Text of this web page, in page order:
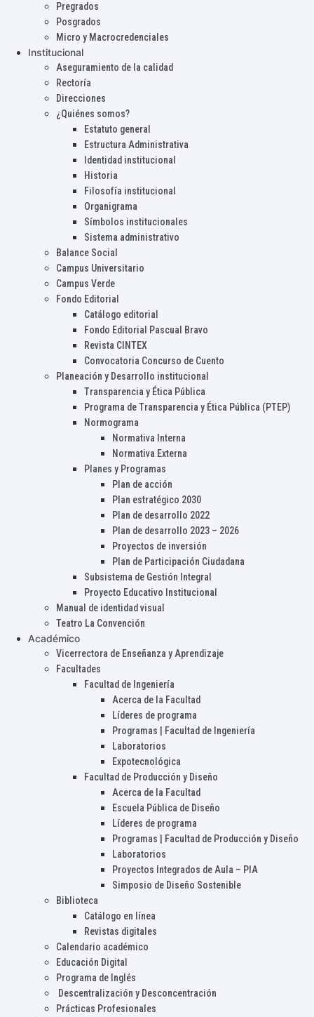
Pregrados
Posgrados
Micro y Macrocredenciales
Institucional
Aseguramiento de la calidad
Rectoría
Direcciones
¿Quiénes somos?
Estatuto general
Estructura Administrativa
Identidad institucional
Historia
Filosofía institucional
Organigrama
Símbolos institucionales
Sistema administrativo
Balance Social
Campus Universitario
Campus Verde
Fondo Editorial
Catálogo editorial
Fondo Editorial Pascual Bravo
Revista CINTEX
Convocatoria Concurso de Cuento
Planeación y Desarrollo institucional
Transparencia y Ética Pública
Programa de Transparencia y Ética Pública (PTEP)
Normograma
Normativa Interna
Normativa Externa
Planes y Programas
Plan de acción
Plan estratégico 2030
Plan de desarrollo 2022
Plan de desarrollo 2023 – 2026
Proyectos de inversión
Plan de Participación Ciudadana
Subsistema de Gestión Integral
Proyecto Educativo Institucional
Manual de identidad visual
Teatro La Convención
Académico
Vicerrectora de Enseñanza y Aprendizaje
Facultades
Facultad de Ingeniería
Acerca de la Facultad
Líderes de programa
Programas | Facultad de Ingeniería
Laboratorios
Expotecnológica
Facultad de Producción y Diseño
Acerca de la Facultad
Escuela Pública de Diseño
Líderes de programa
Programas | Facultad de Producción y Diseño
Laboratorios
Proyectos Integrados de Aula – PIA
Simposio de Diseño Sostenible
Biblioteca
Catálogo en línea
Revistas digitales
Calendario académico
Educación Digital
Programa de Inglés
Descentralización y Desconcentración
Prácticas Profesionales